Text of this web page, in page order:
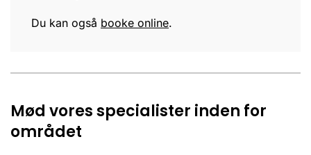
Du kan også booke online.
Mød vores specialister inden for
området